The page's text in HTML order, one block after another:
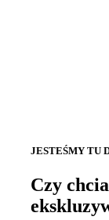
JESTEŚMY TU
Czy